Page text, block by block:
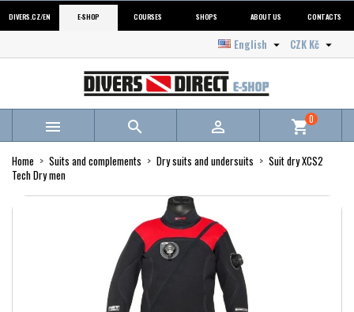
DIVERS.CZ/EN E-SHOP COURSES SHOPS ABOUT US CONTACTS
CZK Kč 
English 
   shopping_cart0
Home Suits and complements Dry suits and undersuits
Suit dry XCS2
Tech Dry men